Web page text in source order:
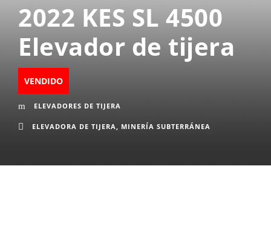
2022 KES SL 4500
Elevador de tijera
VENDIDO
ELEVADORES DE TIJERA
ELEVADORA DE TIJERA, MINERÍA SUBTERRÁNEA